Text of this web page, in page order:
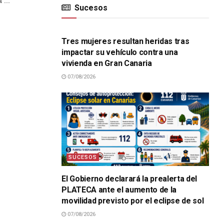
Sucesos
SUCESOS
Tres mujeres resultan heridas tras
impactar su vehículo contra una
vivienda en Gran Canaria
07/08/2026
SUCESOS
El Gobierno declarará la prealerta del
PLATECA ante el aumento de la
movilidad previsto por el eclipse de sol
07/08/2026